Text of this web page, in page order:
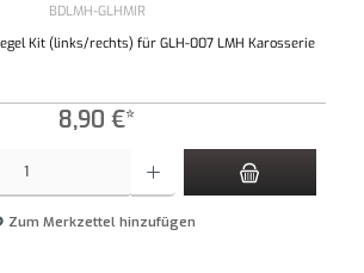
BDLMH-GLHMIR
Kit (links/rechts) für GLH-007 LMH Karosserie
8,90 €*
Zum Merkzettel hinzufügen